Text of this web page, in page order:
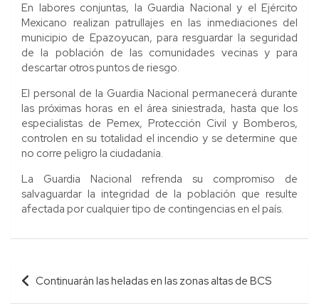
En labores conjuntas, la Guardia Nacional y el Ejército
Mexicano realizan patrullajes en las inmediaciones del
municipio de Epazoyucan, para resguardar la seguridad
de la población de las comunidades vecinas y para
descartar otros puntos de riesgo.
El personal de la Guardia Nacional permanecerá durante
las próximas horas en el área siniestrada, hasta que los
especialistas de Pemex, Protección Civil y Bomberos,
controlen en su totalidad el incendio y se determine que
no corre peligro la ciudadanía.
La Guardia Nacional refrenda su compromiso de
salvaguardar la integridad de la población que resulte
afectada por cualquier tipo de contingencias en el país.
Navegación
de Continuarán las heladas en las zonas altas de BCS